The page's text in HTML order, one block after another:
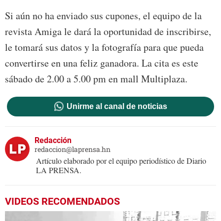
Si aún no ha enviado sus cupones, el equipo de la
revista Amiga le dará la oportunidad de inscribirse,
le tomará sus datos y la fotografía para que pueda
convertirse en una feliz ganadora. La cita es este
sábado de 2.00 a 5.00 pm en mall Multiplaza.
Unirme al canal de noticias
Redacción
redaccion@laprensa.hn
Artículo elaborado por el equipo periodístico de Diario
LA PRENSA.
VIDEOS RECOMENDADOS